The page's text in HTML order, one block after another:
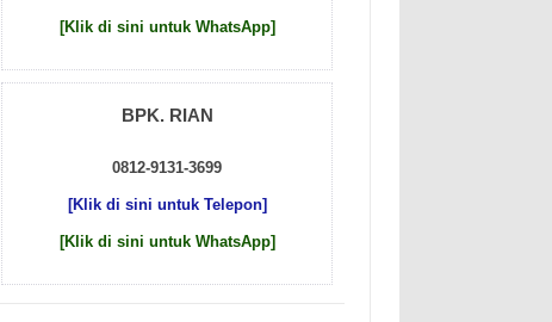
[Klik di sini untuk WhatsApp]
BPK. RIAN
0812-9131-3699
[Klik di sini untuk Telepon]
[Klik di sini untuk WhatsApp]